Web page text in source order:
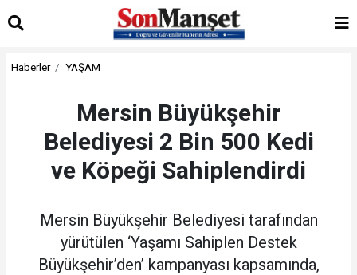
Haberler YAŞAM
Mersin Büyükşehir
Belediyesi 2 Bin 500 Kedi
ve Köpeği Sahiplendirdi
Mersin Büyükşehir Belediyesi tarafından
yürütülen ‘Yaşamı Sahiplen Destek
Büyükşehir’den’ kampanyası kapsamında,